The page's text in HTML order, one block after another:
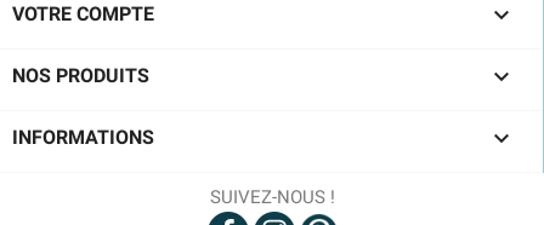
VOTRE COMPTE 
NOS PRODUITS 
INFORMATIONS 
SUIVEZ-NOUS !